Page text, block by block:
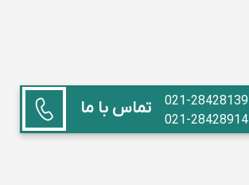
تماس با ما
021-28428139
021-28428914